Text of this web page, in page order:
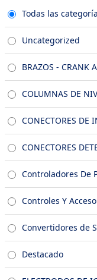
Todas las
Uncategorized
BRAZOS - CRANK
COLUMNAS DE
CONECTORES DE
CONECTORES
Controladores De
Controles Y
Convertidores de
Destacado